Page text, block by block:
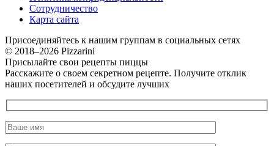
Сотрудничество
Карта сайта
Присоединяйтесь к нашим группам в социальных сетях
© 2018–2026 Pizzarini
Присылайте свои рецепты пиццы
Расскажите о своем секретном рецепте. Получите отклик
наших посетителей и обсудите лучших